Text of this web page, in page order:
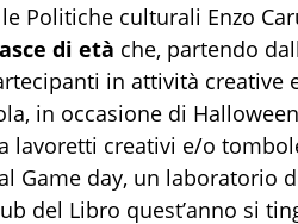
Politiche culturali Enzo
di età che, partendo
in attività creative
in occasione di
lavoretti creativi e/o
Game day, un laboratorio
del Libro quest’anno si